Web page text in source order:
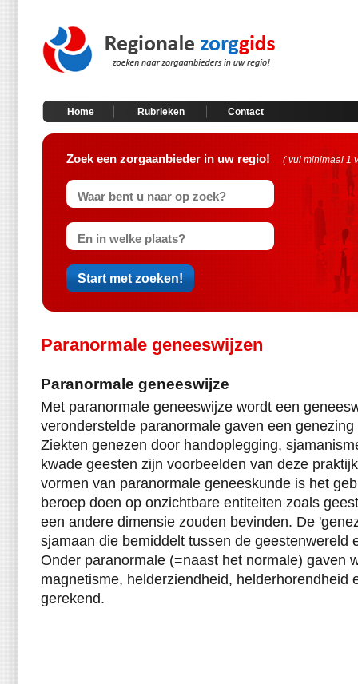
Home Rubrieken Contact
Zoek een zorgaanbieder in uw regio! ( vul minimaal 1
Paranormale geneeswijzen
Paranormale geneeswijze
Met paranormale geneeswijze wordt een
veronderstelde paranormale gaven een
Ziekten genezen door handoplegging,
kwade geesten zijn voorbeelden van deze
vormen van paranormale geneeskunde is het
beroep doen op onzichtbare entiteiten zoals
een andere dimensie zouden bevinden. De
sjamaan die bemiddelt tussen de geestenwereld
Onder paranormale (=naast het normale) gaven
magnetisme, helderziendheid, helderhorendheid
gerekend.